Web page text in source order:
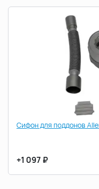
Сифон для поддонов
+1 097 ₽